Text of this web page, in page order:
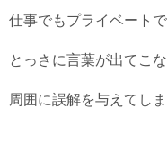
仕事でもプライベートで
とっさに言葉が出てこ
周囲に誤解を与えてし